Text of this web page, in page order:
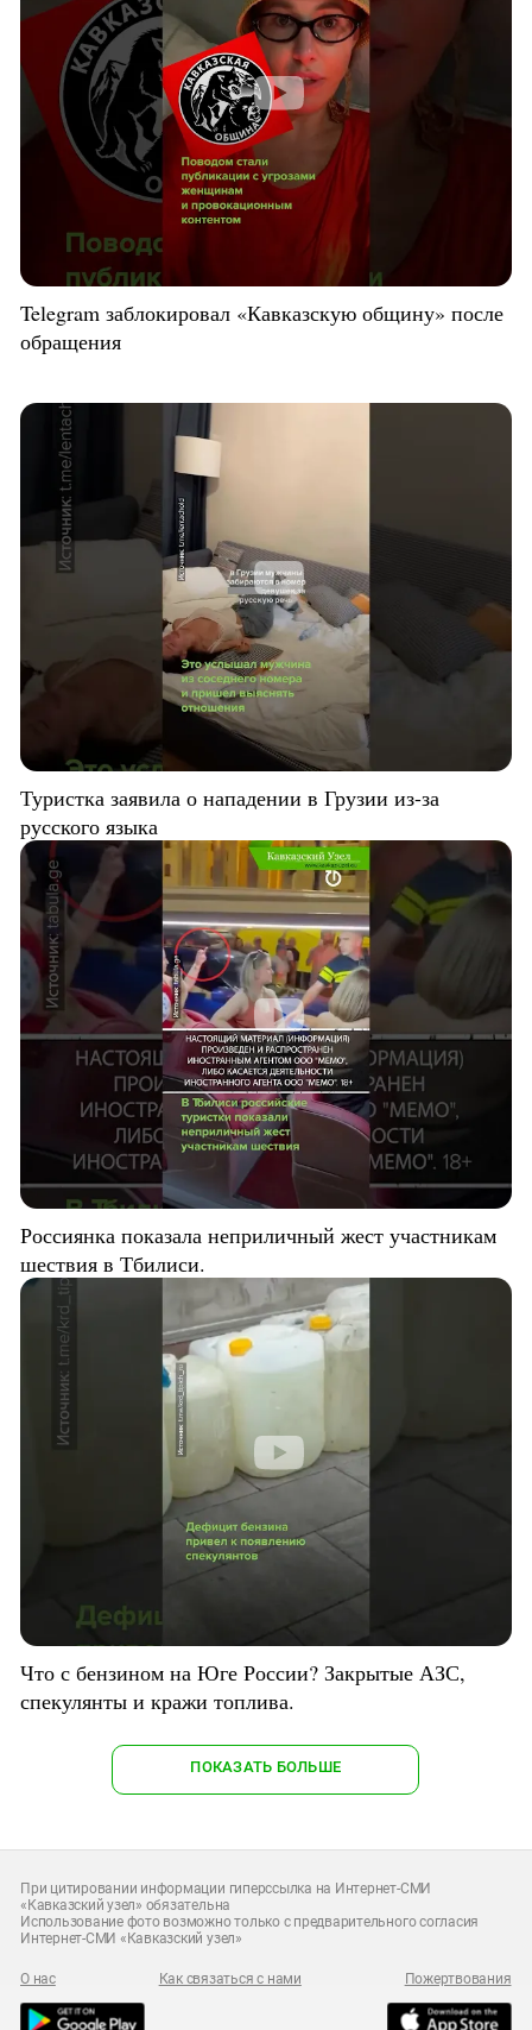
Telegram заблокировал «Кавказскую общину» после
обращения
Туристка заявила о нападении в Грузии из-за
русского языка
Россиянка показала неприличный жест участникам
шествия в Тбилиси.
Что с бензином на Юге России? Закрытые АЗС,
спекулянты и кражи топлива.
ПОКАЗАТЬ БОЛЬШЕ
При цитировании информации гиперссылка на Интернет-СМИ
«Кавказский узел» обязательна
Использование фото возможно только с предварительного согласия
Интернет-СМИ «Кавказский узел»
О нас Как связаться с нами Пожертвования